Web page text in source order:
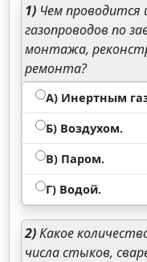
1) Чем
газопроводов по
монтажа,
ремонта?
А) Инертным
Б) Воздухом.
В) Паром.
Г) Водой.
2)Какое
числа стыков,